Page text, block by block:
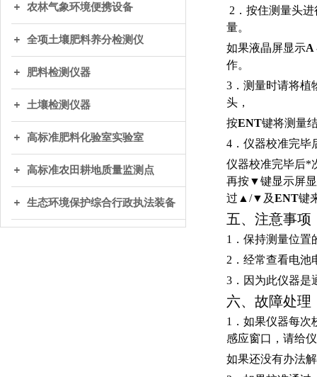
农林气象环境便携设备
全项土壤肥料养分检测仪
肥料检测仪器
土壤检测仪器
高标准肥料化验室实验室
高标准农田耕地质量监测点
生态环境保护综合行政执法装备
2．按住测量头
量。
如果液晶屏显示A
作。
3．测量时请将植
头，
按ENT键将测量
4．仪器校准完毕
仪器校准完毕后*
再按▼键显示屏
过▲/▼及ENT键
五、注意事项
1．保持测量位置
2．经常查看电池
3．因为此仪器是
六、故障处理
1．如果仪器每次
感应窗口，请给
如果还没有办法